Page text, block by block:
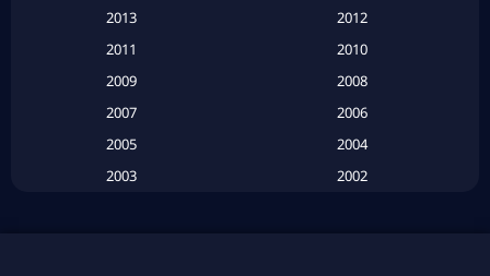
2013
2012
2011
2010
2009
2008
2007
2006
2005
2004
2003
2002